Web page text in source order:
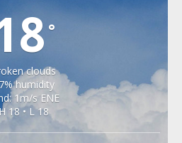
°
clouds
humidity
1m/s ENE
18 • L 18